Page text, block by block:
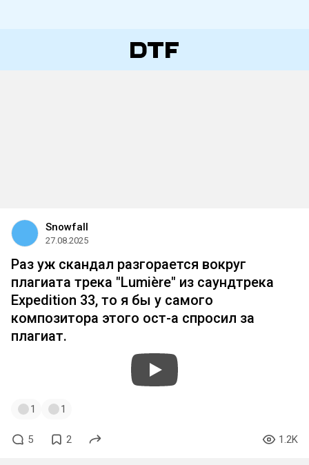
Snowfall
27.08.2025
Раз уж скандал разгорается вокруг
плагиата трека "Lumière" из саундтрека
Expedition 33, то я бы у самого
композитора этого ост-а спросил за
плагиат.
1 1
5 2 1.2K